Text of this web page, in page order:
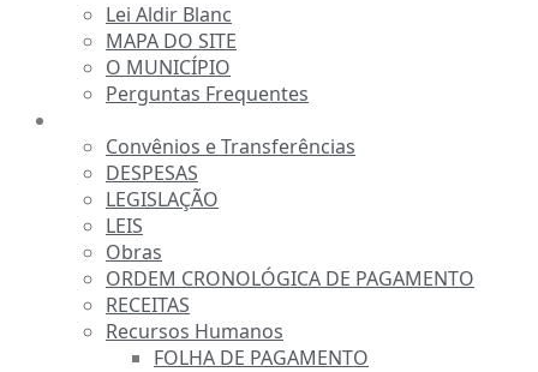
Lei Aldir Blanc
MAPA DO SITE
O MUNICÍPIO
Perguntas Frequentes
Convênios e Transferências
DESPESAS
LEGISLAÇÃO
LEIS
Obras
ORDEM CRONOLÓGICA DE PAGAMENTO
RECEITAS
Recursos Humanos
FOLHA DE PAGAMENTO